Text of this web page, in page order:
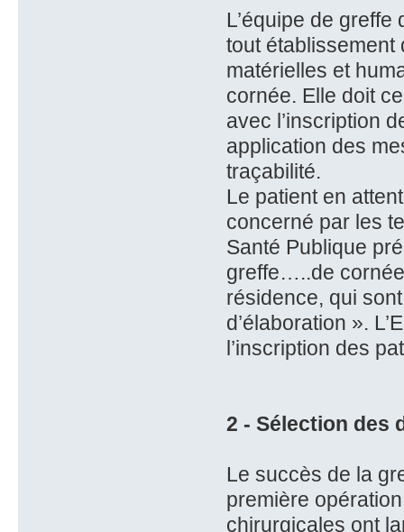
L’équipe de
tout établissement
matérielles et
cornée. Elle doit
avec l’inscription
application des
traçabilité.
Le patient en
concerné par les
Santé Publique
greffe…..de
résidence, qui
d’élaboration ».
l’inscription des
2 - Sélection des
Le succès de la
première
chirurgicales ont